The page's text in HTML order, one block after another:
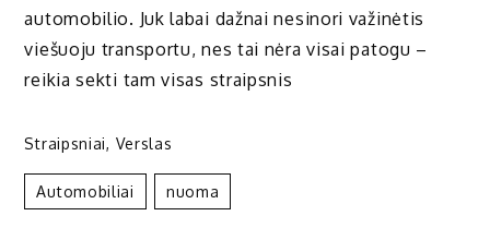
automobilio. Juk labai dažnai nesinori važinėtis
viešuoju transportu, nes tai nėra visai patogu –
reikia sekti tam visas straipsnis
Straipsniai, Verslas
Automobiliai Nuoma